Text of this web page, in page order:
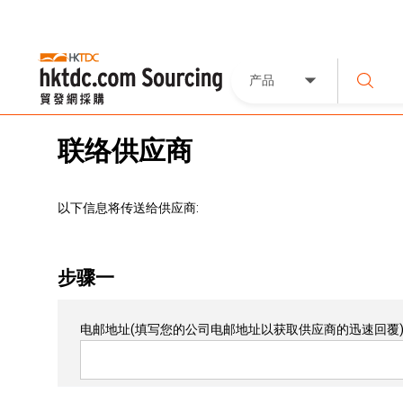
产品
联络供应商
以下信息将传送给供应商:
步骤一
电邮地址(填写您的公司电邮地址以获取供应商的迅速回覆)